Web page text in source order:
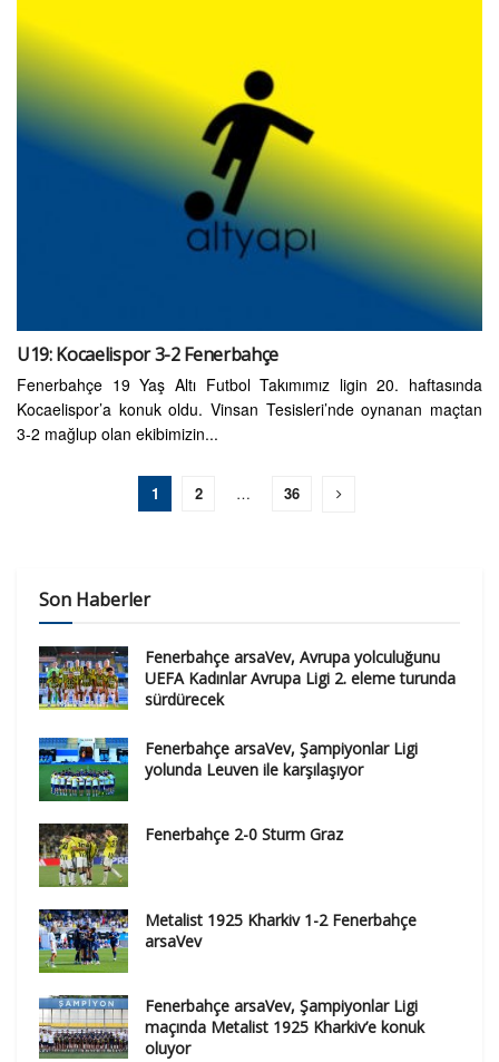
U19: Kocaelispor 3-2 Fenerbahçe
Fenerbahçe 19 Yaş Altı Futbol Takımımız ligin 20. haftasında
Kocaelispor’a konuk oldu. Vinsan Tesisleri’nde oynanan maçtan
3-2 mağlup olan ekibimizin...
1 2 … 36
Son Haberler
Fenerbahçe arsaVev, Avrupa yolculuğunu
UEFA Kadınlar Avrupa Ligi 2. eleme turunda
sürdürecek
Fenerbahçe arsaVev, Şampiyonlar Ligi
yolunda Leuven ile karşılaşıyor
Fenerbahçe 2-0 Sturm Graz
Metalist 1925 Kharkiv 1-2 Fenerbahçe
arsaVev
Fenerbahçe arsaVev, Şampiyonlar Ligi
maçında Metalist 1925 Kharkiv’e konuk
oluyor